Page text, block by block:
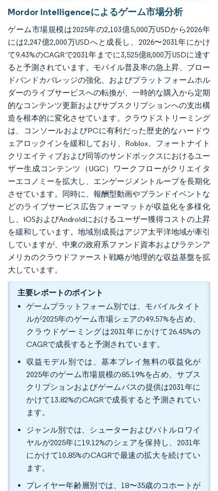
Mordor Intelligenceによるゲーム市場分析
ゲーム市場規模は2025年の2,103億5,000万USDから2026年
には2,247億2,000万USDへと成長し、2026〜2031年にかけ
て9.43%のCAGRで2031年までに3,525億8,000万USDに達す
ると予測されています。モバイル普及率の急上昇、ブロー
ドバンドカバレッジの強化、およびプラットフォームホル
ダーのライブサービスへの転換が、一時的な購入から定期
的なコンテンツ更新およびサブスクリプションへの支出構
造を根本的に変化させています。クラウドストリーミング
は、コンソールおよびPCに有利だった歴史的なハードウ
ェアロックインを緩和しており、Roblox、フォートナイト
クリエイティブおよび同等のサンドボックスにおけるユー
ザー生成コンテンツ（UGC）ワークフローがクリエイタ
ーエコノミーを拡大し、エンゲージメントループを長期化
させています。同時に、報酬型動画やブランドイベントな
どのライブサービス広告フォーマットが収益化を多様化
し、iOSおよびAndroidにおけるユーザー獲得コストの上昇
を緩和しています。地域別成長はアジア太平洋地域が牽引
していますが、中東の政府系ファンド資本およびラテンア
メリカのクラウドファースト戦略が地理的な収益基盤を拡
大しています。
主要レポートのポイント
ゲームプラットフォーム別では、モバイルタイト
ルが2025年のゲーム市場シェアの49.57%を占め、
クラウドゲーミングは2031年にかけて26.45%の
CAGRで成長すると予測されています。
収益モデル別では、基本プレイ無料の収益化が
2025年のゲーム市場規模の85.19%を占め、サブス
クリプションおよびゲームパスの提供は2031年に
かけて13.82%のCAGRで成長すると予測されてい
ます。
ジャンル別では、シューターおよびバトルロワイ
ヤルが2025年に19.12%のシェアを保持し、2031年
にかけて10.85%のCAGRで最速の拡大を続けてい
ます。
プレイヤー年齢層別では、18〜35歳のコホートが